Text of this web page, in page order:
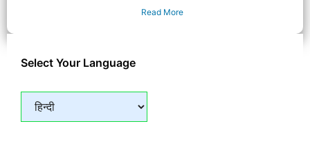
Read More
Select Your Language